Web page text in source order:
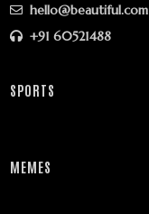
hello@beautiful.com
+91 60521488
SPORTS
MEMES